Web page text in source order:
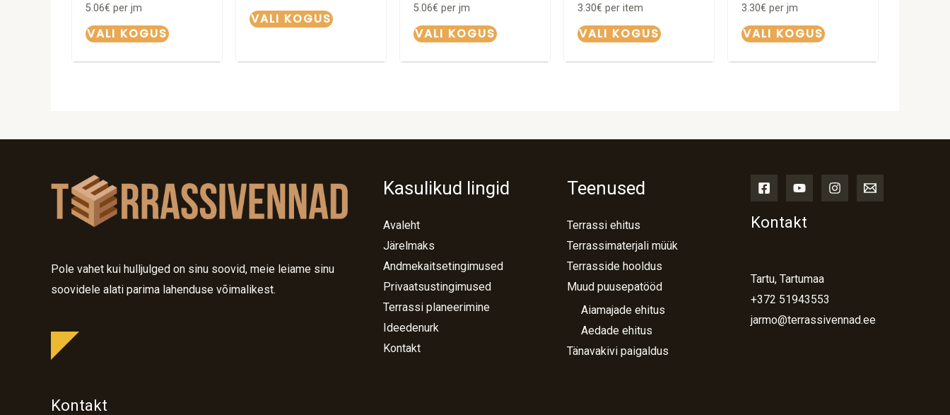
5.06€ per jm
VALI KOGUS
VALI KOGUS
5.06€ per jm
VALI KOGUS
3.30€ per item
VALI KOGUS
3.30€ per jm
VALI KOGUS
Pole vahet kui hulljulged on sinu soovid, meie leiame sinu
soovidele alati parima lahenduse võimalikest.
Kontakt
Kasulikud lingid
Avaleht
Järelmaks
Andmekaitsetingimused
Privaatsustingimused
Terrassi planeerimine
Ideedenurk
Kontakt
Teenused
Terrassi ehitus
Terrassimaterjali müük
Terrasside hooldus
Muud puusepatööd
Aiamajade ehitus
Aedade ehitus
Tänavakivi paigaldus
Kontakt
Tartu, Tartumaa
+372 51943553
jarmo@terrassivennad.ee